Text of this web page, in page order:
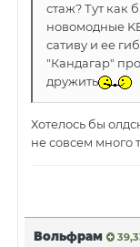
стаж? Тут как
новомодные
сативу и ее
"Кандагар"
дружить
Хотелось бы
не совсем много
Вольфрам